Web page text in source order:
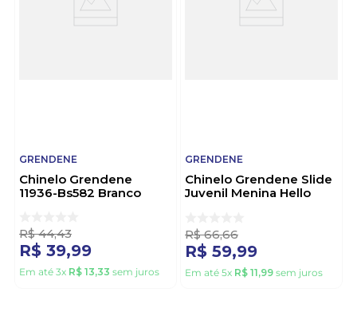
GRENDENE
Chinelo Grendene
11936-Bs582 Branco
R$ 44,43
R$ 39,99
Em até 3x R$ 13,33 sem juros
GRENDENE
Chinelo Grendene Slide
Juvenil Menina Hello
R$ 66,66
R$ 59,99
Em até 5x R$ 11,99 sem juros